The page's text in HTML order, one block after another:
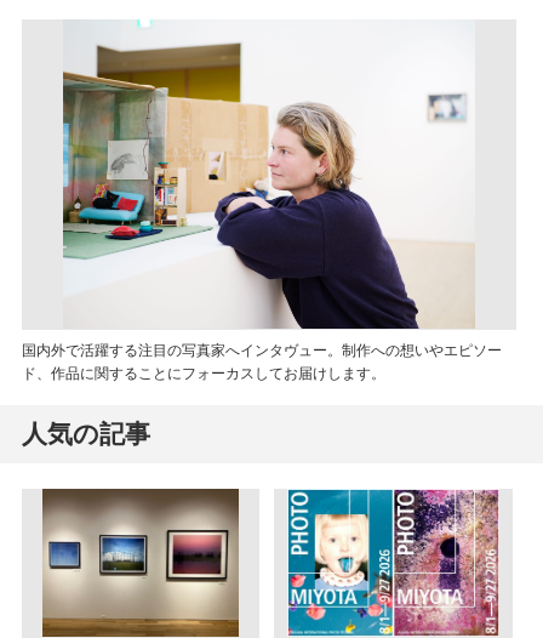
国内外で活躍する注目の写真家へインタヴュー。制作への想いやエピソー
ド、作品に関することにフォーカスしてお届けします。
人気の記事